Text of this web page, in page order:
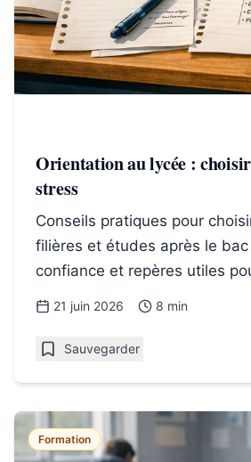
Orientation au lycée : choisir
stress
Conseils pratiques pour
filières et études après le
confiance et repères utiles
parents.
21 juin 2026 8 min
Sauvegarder
Formation